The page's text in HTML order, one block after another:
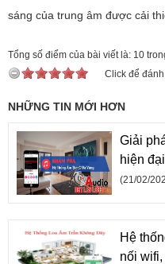
sáng của trung âm được cải
Tổng số điểm của bài viết là: 10
Click để
NHỮNG TIN MỚI HƠN
Giải
hiện
(21/02/
Hệ
nối